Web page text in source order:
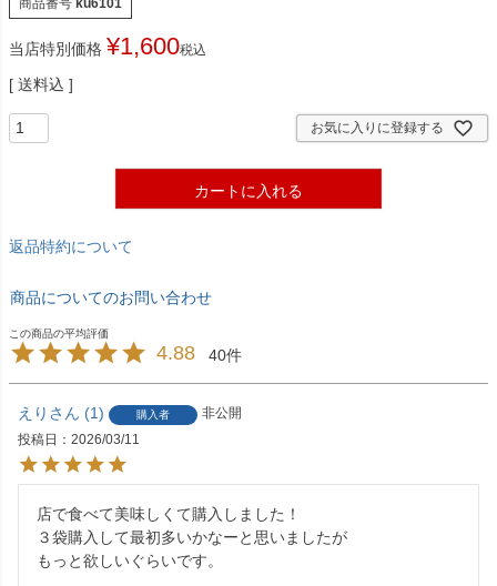
当店特別価格 ¥1,600税込
送料込
お気に入りに登録する
カートに入れる
返品特約について
商品についてのお問い合わせ
4.88 40
えり 1 購入者
非公開
投稿日
2026/03/11
店で食べて美味しくて購入しました！
３袋購入して最初多いかなーと思いましたが
もっと欲しいぐらいです。